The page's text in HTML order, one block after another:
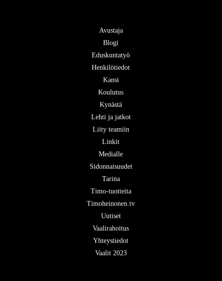
Avustaja
Blogi
Eduskuntatyö
Henkilötiedot
Kansi
Koulutus
Kynästä
Lehti ja jatkot
Liity teamiin
Linkit
Medialle
Sidonnaisuudet
Tarina
Timo-tuotteita
Timoheinonen.tv
Uutiset
Vaalirahoitus
Yhteystiedot
Vaalit 2023